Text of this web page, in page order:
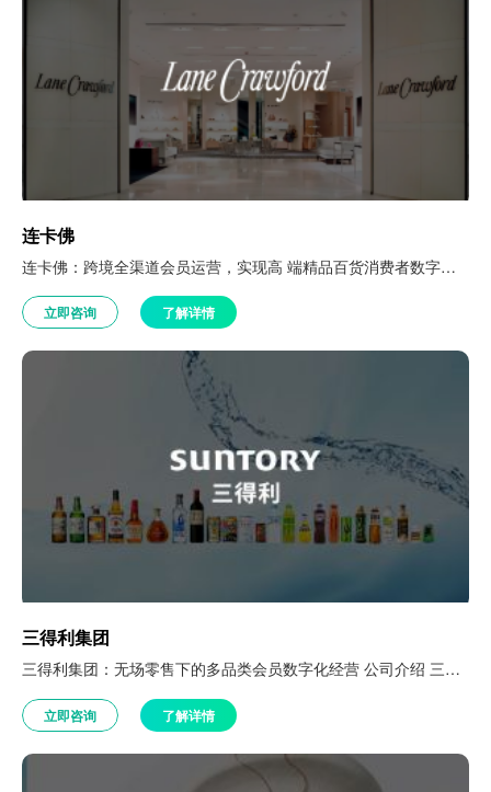
连卡佛
连卡佛：跨境全渠道会员运营，实现高 端精品百货消费者数字化升级 公司介绍 连卡佛（Lane Crawford）1850年创立于香港，是以买手制整合全球设计师品牌的精品百货，经营覆盖时尚、美妆、珠宝及家居生活等品类，线下门店分布于香港与内地核心城市。 近年来，伴随着大湾区双向跨境客流持续增长，连卡佛同步拓展微信小程序、独立站及小红书等线上全域触点，线上线下、内地香港双市场消费者一体化运…
立即咨询 了解详情
三得利集团
三得利集团：无场零售下的多品类会员数字化经营 公司介绍 三得利集团始创于1899年，1977年正式进入中国市场。集团旗下拥有饮料（乌龙茶、咖啡、果汁）、保健品（白兰氏燕窝/鸡精、芝麻明）、酒类（威士忌、葡萄酒、预调酒）等多条业务线，经营区域跨越40多个国家和地区。集团下设独立运营事业部，业务以线下分销、KA 卖场、线上电商直营为主，属于典型无场零售模式，存在消费者触点分散、数据采集难度大、数字化建…
立即咨询 了解详情